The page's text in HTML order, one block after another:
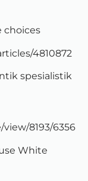
choices
4810872
spesialistik
8193/6356
White